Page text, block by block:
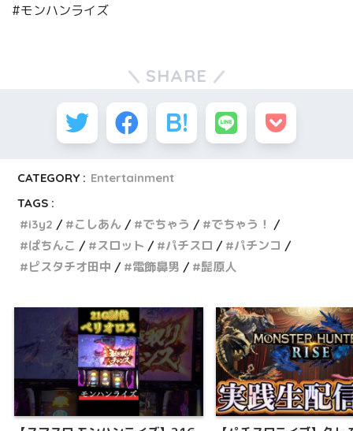
#モンハンライズ
SHARE
CATEGORY : Entertainment
TAGS :
i3y2
こしあん でちゃう
でちゃう！
ぱちんこ
スロット パチスロ
パチンコ
ピスタチオ田中
電飾鼻男 髭原人